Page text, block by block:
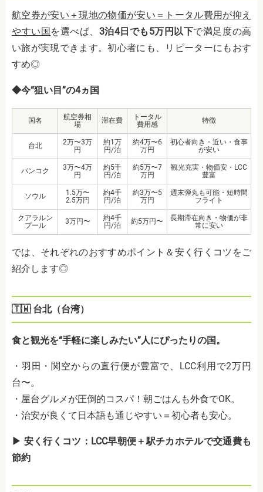
航空券が安い＋現地の物価が安い＝トータル費用が抑え
やすい国を選べば、 3泊4日でも5万円以下で満足度の高
い旅が実現できます。初心者にも、リピーターにもおす
すめ◎
◆今“狙い目”の4ヵ国
国名
航空券相
場
滞在費
トータル
費用感
特徴
台北
2万〜3万
円
約1万
円/泊
約4万〜6
万円
初心者向き・近い・食事
が安い
バンコク
3万〜4万
円
約5千
円/泊
約5万〜7
万円
観光充実・物価安・LCC
豊富
ソウル
1.5万〜
2.5万円
約4千
円/泊
約3万〜5
万円
週末弾丸も可能・短時間
フライト
クアラルン
プール
3万円〜
約4千
円/泊
約5万円〜
長期滞在向き・物価が非
常に安い
では、それぞれのおすすめポイント＆安く行くコツをご
紹介します◎
🇹🇼 台北（台湾）
食と観光を“手軽に楽しみたい”人にぴったりの国。
・羽田・関空からの直行便が豊富で、LCC利用で2万円
台〜。
・屋台グルメが圧倒的コスパ！朝ごはんも外食でOK。
・治安が良くて日本語も通じやすい＝初心者も安心。
▶ 安く行くコツ：LCC早朝便＋駅チカホテルで交通費も
節約